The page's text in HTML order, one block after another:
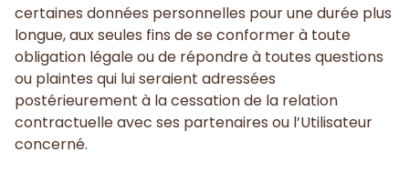
certaines données personnelles pour une durée plus
longue, aux seules fins de se conformer à toute
obligation légale ou de répondre à toutes questions
ou plaintes qui lui seraient adressées
postérieurement à la cessation de la relation
contractuelle avec ses partenaires ou l’Utilisateur
concerné.